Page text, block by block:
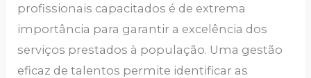
profissionais capacitados é de extrema
importância para garantir a excelência dos
serviços prestados à população. Uma gestão
eficaz de talentos permite identificar as